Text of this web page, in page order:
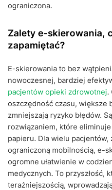
ograniczona.
Zalety e-skierowania,
zapamiętać?
E-skierowania to bez
nowoczesnej, bardziej
pacjentów opieki zdrowotnej.
oszczędność czasu, większe
zmniejszają ryzyko błędów.
rozwiązaniem, które
papieru. Dla wielu pacjentów,
ograniczoną mobilnością, e-
ogromne ułatwienie w
medycznych. To przyszłość,
teraźniejszością,